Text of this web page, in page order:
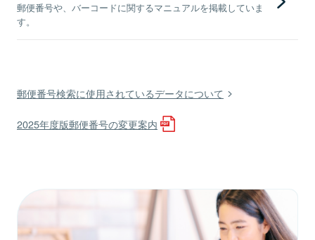
郵便番号や、バーコードに関するマニュアルを掲載していま
す。
郵便番号検索に使用されているデータについて
2025年度版郵便番号の変更案内